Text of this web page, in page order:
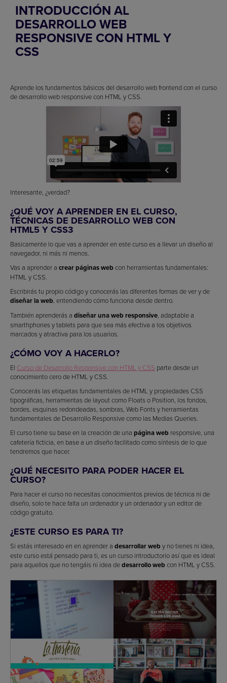
INTRODUCCIÓN AL
DESARROLLO WEB
RESPONSIVE CON HTML Y
CSS
Aprende los fundamentos básicos del desarrollo web frontend con el curso
de desarrollo web responsive con HTML y CSS.
Interesante, ¿verdad?
¿QUÉ VOY A APRENDER EN EL CURSO,
TÉCNICAS DE DESARROLLO WEB CON
HTML5 Y CSS3
Basicamente lo que vas a aprender en este curso es a llevar un diseño al
navegador, ni más ni menos.
Vas a aprender a crear páginas web con herramientas fundamentales:
HTML y CSS.
Escribirás tu propio código y conocerás las diferentes formas de ver y de
diseñar la web, entendiendo cómo funciona desde dentro.
También aprenderás a diseñar una web responsive, adaptable a
smarthphones y tablets para que sea más efectiva a los objetivos
marcados y atractiva para los usuarios.
¿CÓMO VOY A HACERLO?
El Curso de Desarrollo Responsive con HTML y CSS parte desde un
conocimiento cero de HTML y CSS.
Conocerás las etiquetas fundamentales de HTML y propiedades CSS
tipográficas, herramientas de layout como Floats o Position, los fondos,
bordes, esquinas redondeadas, sombras, Web Fonts y herramientas
fundamentales de Desarrollo Responsive como las Medias Queries.
El curso tiene su base en la creación de una página web responsive, una
cafetería ficticia, en base a un diseño facilitado como síntesis de lo que
tendremos que hacer.
¿QUÉ NECESITO PARA PODER HACER EL
CURSO?
Para hacer el curso no necesitas conocimientos previos de técnica ni de
diseño, solo te hace falta un ordenador y un ordenador y un editor de
código gratuito.
¿ESTE CURSO ES PARA TI?
Si estás interesado en en aprender a desarrollar web y no tienes ni idea,
este curso está pensado para ti, es un curso introductorio así que es ideal
para aquellos que no tengáis ni idea dedesarrollo web con HTML y CSS.